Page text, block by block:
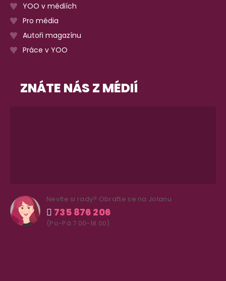
YOO v médiích
Pro média
Autoři magazínu
Práce v YOO
ZNÁTE NÁS Z MÉDIÍ
Nevíte si rady? Obraťte se na Jolanu
735 876 206
(Po-Pá 7.00-18.00)